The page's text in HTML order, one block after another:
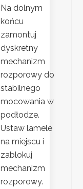
Na dolnym
końcu
zamontuj
dyskretny
mechanizm
rozporowy do
stabilnego
mocowania w
podłodze.
Ustaw lamele
na miejscu i
zablokuj
mechanizm
rozporowy.